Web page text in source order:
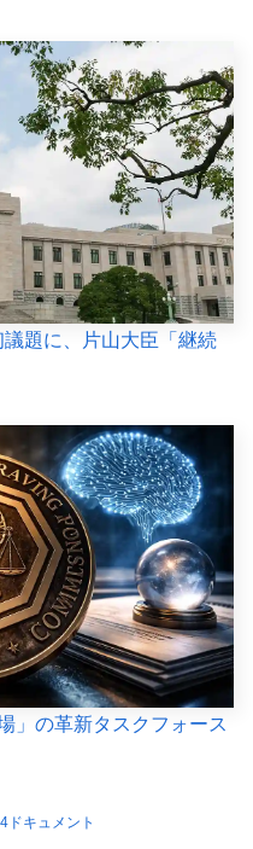
題に、片山大臣「継続
」の革新タスクフォース
ドキュメント